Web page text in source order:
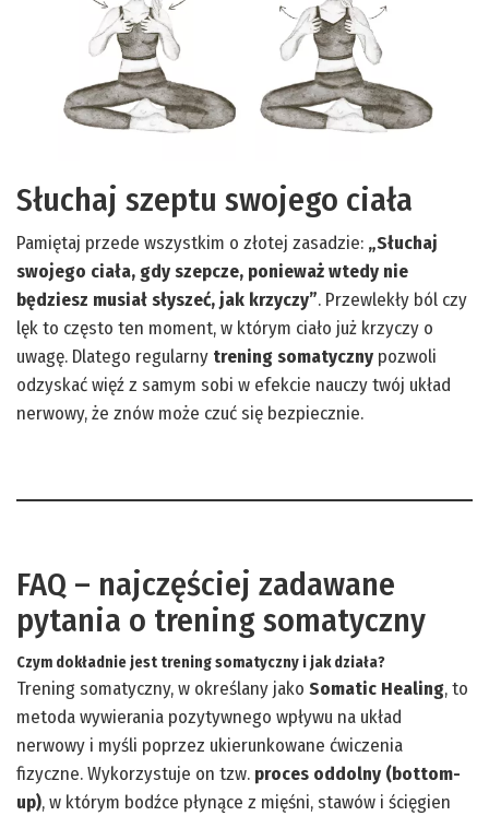
Słuchaj szeptu swojego ciała
Pamiętaj przede wszystkim o złotej zasadzie: „Słuchaj
swojego ciała, gdy szepcze, ponieważ wtedy nie
będziesz musiał słyszeć, jak krzyczy”. Przewlekły ból czy
lęk to często ten moment, w którym ciało już krzyczy o
uwagę. Dlatego regularny trening somatyczny pozwoli
odzyskać więź z samym sobi w efekcie nauczy twój układ
nerwowy, że znów może czuć się bezpiecznie.
FAQ – najczęściej zadawane
pytania o trening somatyczny
Czym dokładnie jest trening somatyczny i jak działa?
Trening somatyczny, w określany jako Somatic Healing, to
metoda wywierania pozytywnego wpływu na układ
nerwowy i myśli poprzez ukierunkowane ćwiczenia
fizyczne. Wykorzystuje on tzw. proces oddolny (bottom-
up), w którym bodźce płynące z mięśni, stawów i ścięgien